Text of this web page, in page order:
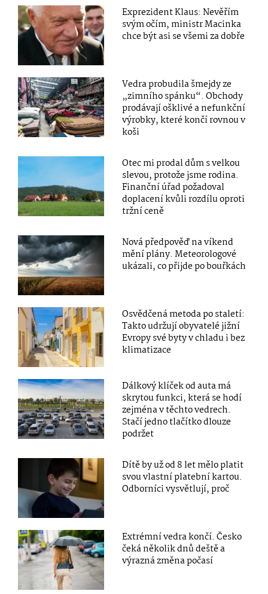
Exprezident Klaus: Nevěřím
svým očím, ministr Macinka
chce být asi se všemi za dobře
Vedra probudila šmejdy ze
„zimního spánku“. Obchody
prodávají ošklivé a nefunkční
výrobky, které končí rovnou v
koši
Otec mi prodal dům s velkou
slevou, protože jsme rodina.
Finanční úřad požadoval
doplacení kvůli rozdílu oproti
tržní ceně
Nová předpověď na víkend
mění plány. Meteorologové
ukázali, co přijde po bouřkách
Osvědčená metoda po staletí:
Takto udržují obyvatelé jižní
Evropy své byty v chladu i bez
klimatizace
Dálkový klíček od auta má
skrytou funkci, která se hodí
zejména v těchto vedrech.
Stačí jedno tlačítko dlouze
podržet
Dítě by už od 8 let mělo platit
svou vlastní platební kartou.
Odborníci vysvětlují, proč
Extrémní vedra končí. Česko
čeká několik dnů deště a
výrazná změna počasí